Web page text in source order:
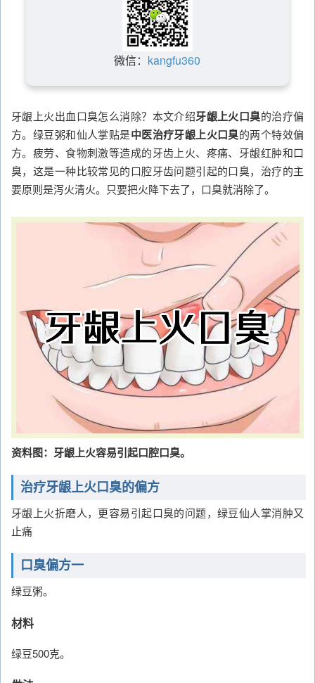
微信： kangfu360
牙龈上火出血口臭怎么消除？本文介绍牙龈上火口臭的治疗偏
方。绿豆粥和仙人掌贴是中医治疗牙龈上火口臭的两个特效偏
方。疲劳、食物刺激等造成的牙齿上火、疼痛、牙龈红肿和口
臭，这是一种比较常见的口腔牙齿问题引起的口臭，治疗的主
要原则是泻火清火。只要把火降下去了，口臭就消除了。
资料图：牙龈上火容易引起口腔口臭。
治疗牙龈上火口臭的偏方
牙龈上火折磨人，更容易引起口臭的问题，绿豆仙人掌消肿又
止痛
口臭偏方一
绿豆粥。
材料
绿豆500克。